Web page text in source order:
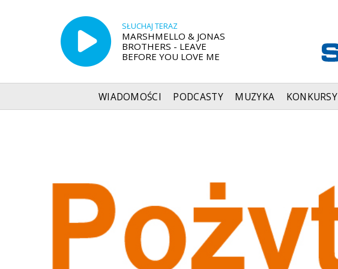
SŁUCHAJ TERAZ
MARSHMELLO & JONAS
BROTHERS - LEAVE
BEFORE YOU LOVE ME
WIADOMOŚCI PODCASTY MUZYKA KONKURSY